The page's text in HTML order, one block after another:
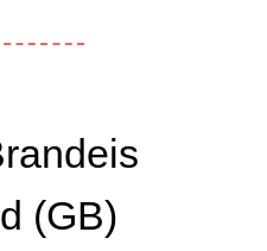
(GB)